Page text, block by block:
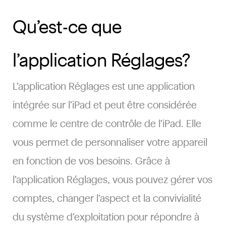
Qu’est-ce que
l’application Réglages?
L’application Réglages est une application
intégrée sur l’iPad et peut être considérée
comme le centre de contrôle de l’iPad. Elle
vous permet de personnaliser votre appareil
en fonction de vos besoins. Grâce à
l’application Réglages, vous pouvez gérer vos
comptes, changer l’aspect et la convivialité
du système d’exploitation pour répondre à